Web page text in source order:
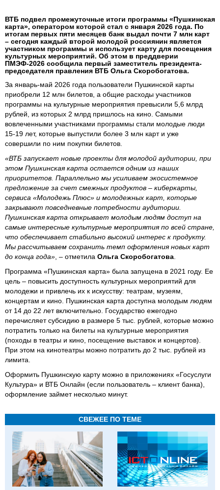
ВТБ подвел промежуточные итоги программы «Пушкинская
карта», оператором которой стал с января 2026 года. По
итогам первых пяти месяцев банк выдал почти 7 млн карт
– сегодня каждый второй молодой россиянин является
участником программы и использует карту для посещения
культурных мероприятий. Об этом в преддверии
ПМЭФ-2026 сообщила первый заместитель президента-
председателя правления ВТБ Ольга Скоробогатова.
За январь-май 2026 года пользователи Пушкинской карты
приобрели 12 млн билетов, а общие расходы участников
программы на культурные мероприятия превысили 5,6 млрд
рублей, из которых 2 млрд пришлось на кино. Самыми
вовлеченными участниками программы стали молодые люди
15-19 лет, которые выпустили более 3 млн карт и уже
совершили по ним покупки билетов.
«ВТБ запускает новые проекты для молодой аудитории, при
этом Пушкинская карта остается одним из наших
приоритетов. Параллельно мы усиливаем экосистемное
предложение за счет смежных продуктов – киберкарты,
сервиса «Молодежь Плюс» и молодежных карт, которые
закрывают повседневные потребности аудитории.
Пушкинская карта открывает молодым людям доступ на
самые интересные культурные мероприятия по всей стране,
что обеспечивает стабильно высокий интерес к продукту.
Мы рассчитываем сохранить темп оформления новых карт
до конца года» , – отметила Ольга Скоробогатова
Программа «Пушкинская карта» была запущена в 2021 году. Ее
цель – повысить доступность культурных мероприятий для
молодежи и привлечь их к искусству: театрам, музеям,
концертам и кино. Пушкинская карта доступна молодым людям
от 14 до 22 лет включительно. Государство ежегодно
перечисляет субсидию в размере 5 тыс. рублей, которые можно
потратить только на билеты на культурные мероприятия
(походы в театры и кино, посещение выставок и концертов).
При этом на кинотеатры можно потратить до 2 тыс. рублей из
лимита.
Оформить Пушкинскую карту можно в приложениях «Госуслуги
Культура» и ВТБ Онлайн (если пользователь – клиент банка),
оформление займет несколько минут.
СВЕЖЕЕ ПО ТЕМЕ